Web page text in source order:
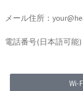
メール住所：
電話番号(日本語可能)
Wi-